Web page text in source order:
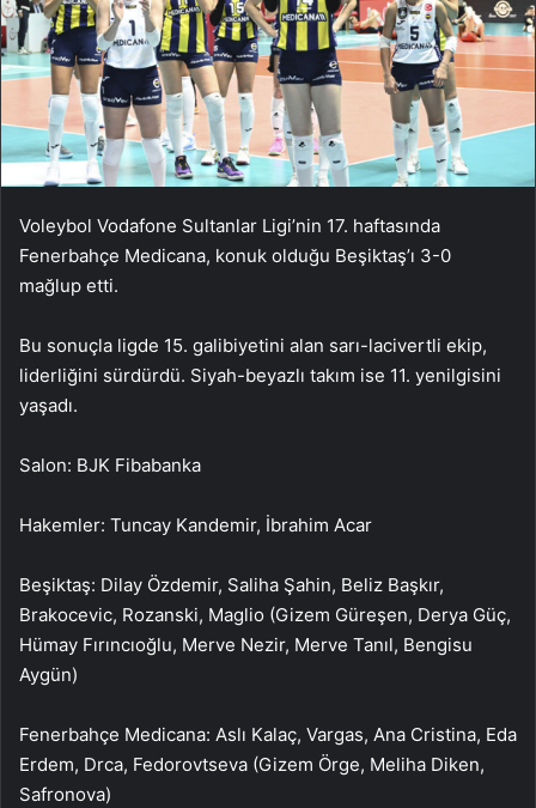
Voleybol Vodafone Sultanlar Ligi’nin 17. haftasında
Fenerbahçe Medicana, konuk olduğu Beşiktaş’ı 3-0
mağlup etti.
Bu sonuçla ligde 15. galibiyetini alan sarı-lacivertli ekip,
liderliğini sürdürdü. Siyah-beyazlı takım ise 11. yenilgisini
yaşadı.
Salon: BJK Fibabanka
Hakemler: Tuncay Kandemir, İbrahim Acar
Beşiktaş: Dilay Özdemir, Saliha Şahin, Beliz Başkır,
Brakocevic, Rozanski, Maglio (Gizem Güreşen, Derya Güç,
Hümay Fırıncıoğlu, Merve Nezir, Merve Tanıl, Bengisu
Aygün)
Fenerbahçe Medicana: Aslı Kalaç, Vargas, Ana Cristina, Eda
Erdem, Drca, Fedorovtseva (Gizem Örge, Meliha Diken,
Safronova)